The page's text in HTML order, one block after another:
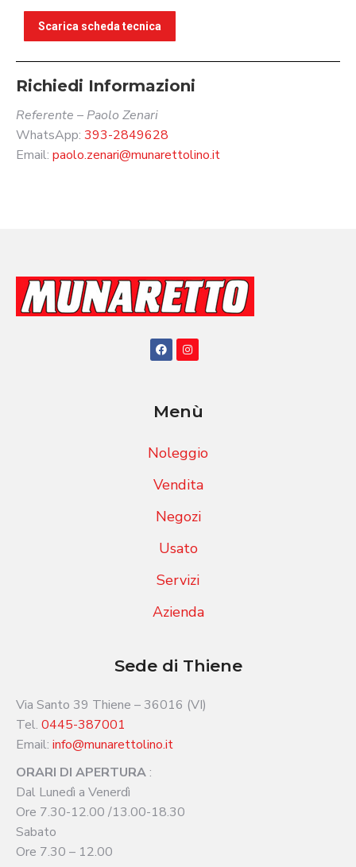
Scarica scheda tecnica
Richiedi Informazioni
Referente – Paolo Zenari
WhatsApp: 393-2849628
Email: paolo.zenari@munarettolino.it
Menù
Noleggio
Vendita
Negozi
Usato
Servizi
Azienda
Sede di Thiene
Via Santo 39 Thiene – 36016 (VI)
Tel. 0445-387001
Email: info@munarettolino.it
ORARI DI APERTURA:
Dal Lunedì a Venerdì
Ore 7.30-12.00 /13.00-18.30
Sabato
Ore 7.30 – 12.00